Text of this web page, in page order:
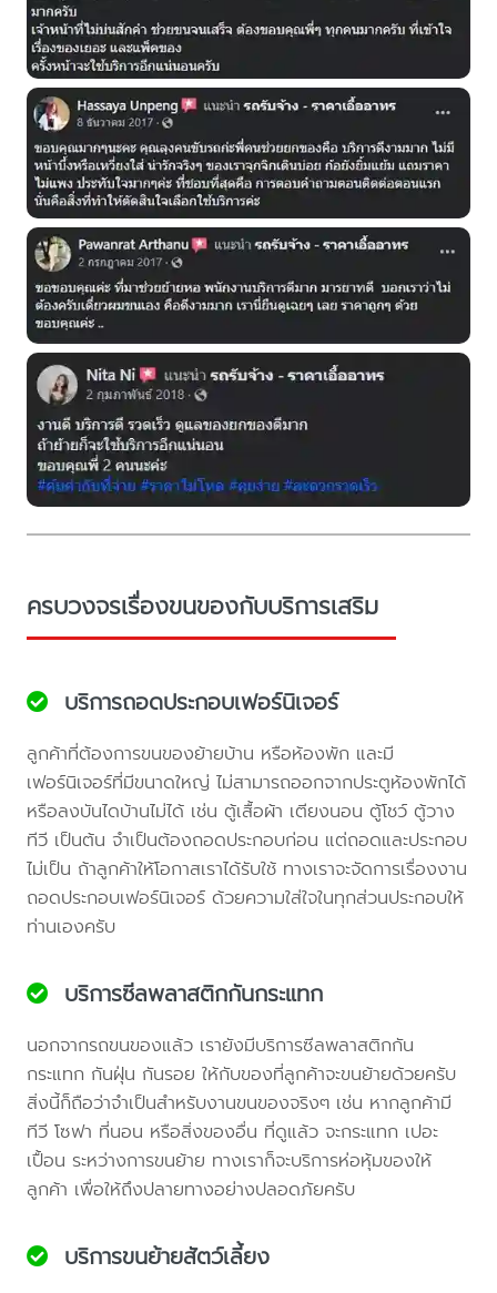
ครบวงจรเรื่องขนของกับบริการเสริม
บริการถอดประกอบเฟอร์นิเจอร์
ลูกค้าที่ต้องการขนของย้ายบ้าน หรือห้องพัก และมี
เฟอร์นิเจอร์ที่มีขนาดใหญ่ ไม่สามารถออกจากประตูห้องพักได้
หรือลงบันไดบ้านไม่ได้ เช่น ตู้เสื้อผ้า เตียงนอน ตู้โชว์ ตู้วาง
ทีวี เป็นต้น จำเป็นต้องถอดประกอบก่อน แต่ถอดและประกอบ
ไม่เป็น ถ้าลูกค้าให้โอกาสเราได้รับใช้ ทางเราจะจัดการเรื่องงาน
ถอดประกอบเฟอร์นิเจอร์ ด้วยความใส่ใจในทุกส่วนประกอบให้
ท่านเองครับ
บริการซีลพลาสติกกันกระแทก
นอกจากรถขนของแล้ว เรายังมีบริการซีลพลาสติกกัน
กระแทก กันฝุ่น กันรอย ให้กับของที่ลูกค้าจะขนย้ายด้วยครับ
สิ่งนี้ก็ถือว่าจำเป็นสำหรับงานขนของจริงๆ เช่น หากลูกค้ามี
ทีวี โซฟา ที่นอน หรือสิ่งของอื่น ที่ดูแล้ว จะกระแทก เปอะ
เปื้อน ระหว่างการขนย้าย ทางเราก็จะบริการห่อหุ้มของให้
ลูกค้า เพื่อให้ถึงปลายทางอย่างปลอดภัยครับ
บริการขนย้ายสัตว์เลี้ยง